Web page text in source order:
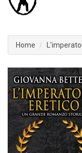
Home